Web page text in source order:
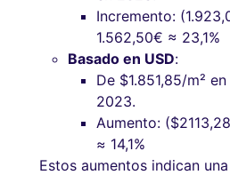
Incremento:
1.562,50€ ≈ 23,1%
Basado en USD:
De $1.851,85/m²
2023.
Aumento:
≈ 14,1%
Estos aumentos indican